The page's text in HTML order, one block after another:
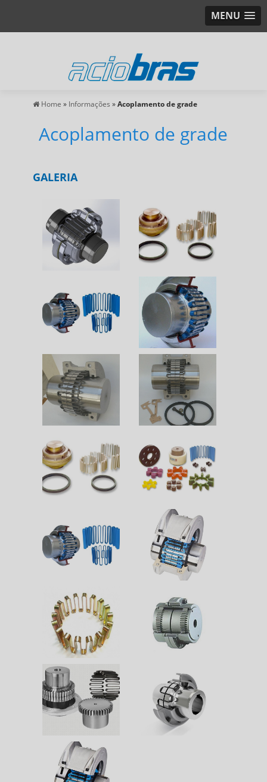
MENU
Home » Informações »Acoplamento de grade
Acoplamento de grade
GALERIA